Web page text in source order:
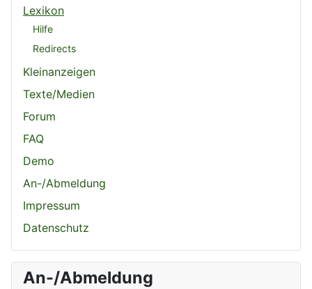
Lexikon
Hilfe
Redirects
Kleinanzeigen
Texte/Medien
Forum
FAQ
Demo
An-/Abmeldung
Impressum
Datenschutz
An-/Abmeldung